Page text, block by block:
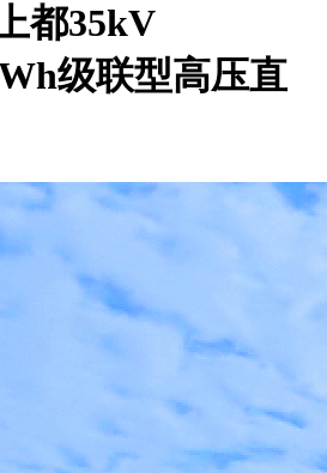
都35kV
级联型高压直